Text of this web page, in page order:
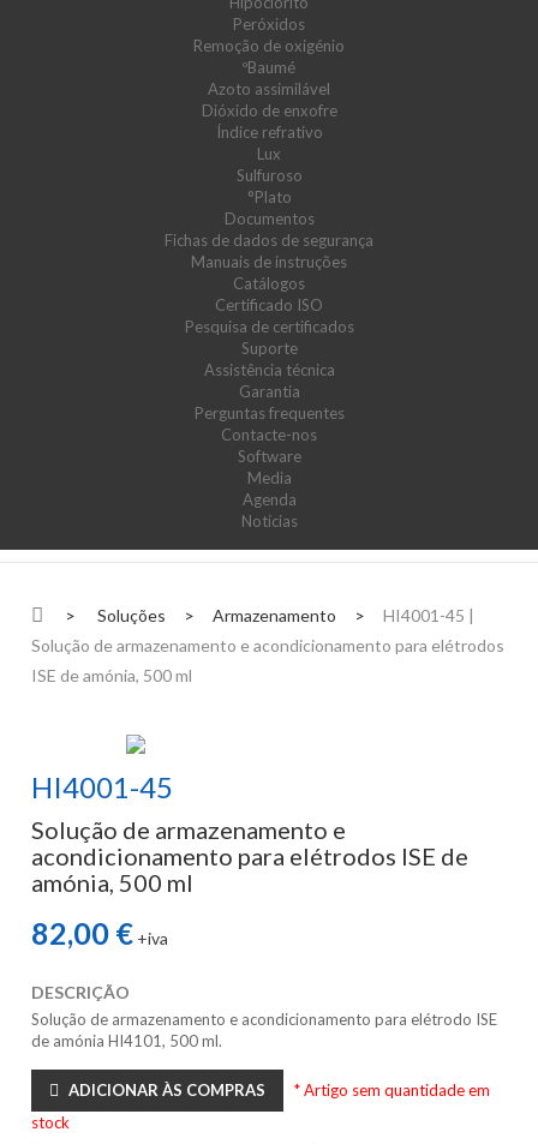
Peróxidos
Remoção de oxigénio
ºBaumé
Azoto assimilável
Dióxido de enxofre
Índice refrativo
Lux
Sulfuroso
°Plato
Documentos
Fichas de dados de segurança
Manuais de instruções
Catálogos
Certificado ISO
Pesquisa de certificados
Suporte
Assistência técnica
Garantia
Perguntas frequentes
Contacte-nos
Software
Media
Agenda
Notícias
> Soluções > Armazenamento >
HI4001-45 |
Solução de armazenamento e acondicionamento para elétrodos
ISE de amónia, 500 ml
HI4001-45
Solução de armazenamento e
acondicionamento para elétrodos ISE de
amónia, 500 ml
82,00 € +iva
DESCRIÇÃO
Solução de armazenamento e acondicionamento para elétrodo ISE
de amónia HI4101, 500 ml.
ADICIONAR ÀS COMPRAS
* Artigo sem quantidade em
stock